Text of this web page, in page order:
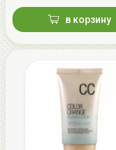
в корзину